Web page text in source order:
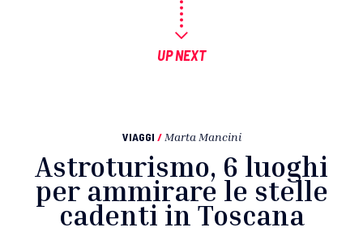
UP NEXT
VIAGGI / Marta Mancini
Astroturismo, 6 luoghi
per ammirare le stelle
cadenti in Toscana